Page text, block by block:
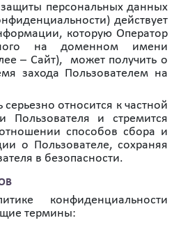
персональных данных
действует
которую Оператор
на доменном имени
– Сайт), может получить о
захода Пользователем на
относится к частной
Пользователя и стремится
способов сбора и
о Пользователе, сохраняя
в безопасности.
конфиденциальности
термины: